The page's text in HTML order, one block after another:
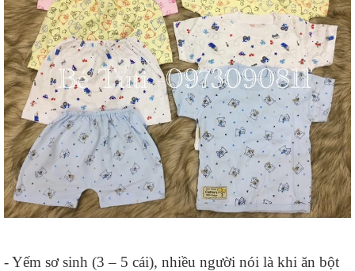
- Yếm sơ sinh (3 – 5 cái), nhiều người nói là khi ăn bột